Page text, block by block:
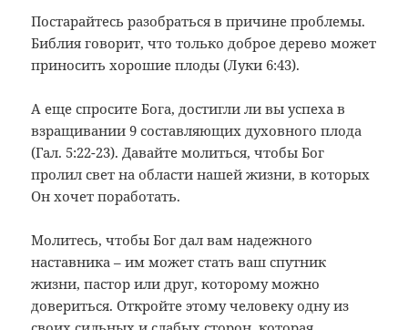
Постарайтесь разобраться в причине проблемы.
Библия говорит, что только доброе дерево может
приносить хорошие плоды (Луки 6:43).
А еще спросите Бога, достигли ли вы успеха в
взращивании 9 составляющих духовного плода
(Гал. 5:22-23). Давайте молиться, чтобы Бог
пролил свет на области нашей жизни, в которых
Он хочет поработать.
Молитесь, чтобы Бог дал вам надежного
наставника – им может стать ваш спутник
жизни, пастор или друг, которому можно
довериться. Откройте этому человеку одну из